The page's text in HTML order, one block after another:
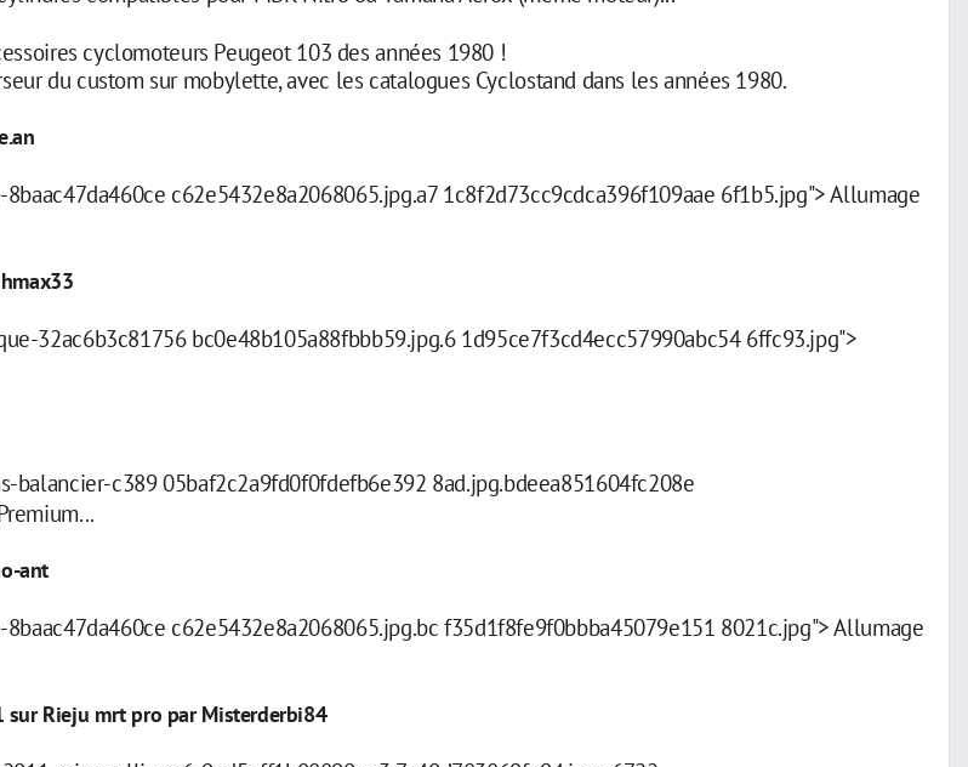
cyclomoteurs Peugeot 103 des années 1980 !
du custom sur mobylette, avec les catalogues Cyclostand dans les années 1980.
c62e5432e8a2068065.jpg.a7 1c8f2d73cc9cdca396f109aae 6f1b5.jpg"> Allumage
32ac6b3c81756 bc0e48b105a88fbbb59.jpg.6 1d95ce7f3cd4ecc57990abc54 6ffc93.jpg">
c389 05baf2c2a9fd0f0fdefb6e392 8ad.jpg.bdeea851604fc208e
ant
c62e5432e8a2068065.jpg.bc f35d1f8fe9f0bbba45079e151 8021c.jpg"> Allumage
Rieju mrt pro par Misterderbi84